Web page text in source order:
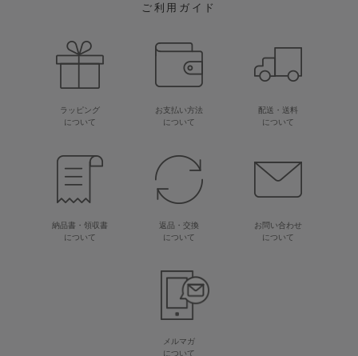
ご利用ガイド
ラッピング
について
お支払い方法
について
配送・送料
について
納品書・領収書
について
返品・交換
について
お問い合わせ
について
メルマガ
について